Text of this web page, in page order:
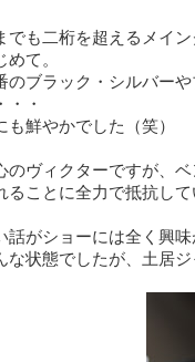
でも二桁を超えるメイ
めて。
のブラック・シルバー
・・
も鮮やかでした（笑）
のヴィクターですが、
ることに全力で抵抗して
話がショーには全く興味
な状態でしたが、土居